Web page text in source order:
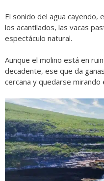
El sonido del agua cayendo,
los acantilados, las vacas
espectáculo natural.
Aunque el molino está en
decadente, ese que da
cercana y quedarse